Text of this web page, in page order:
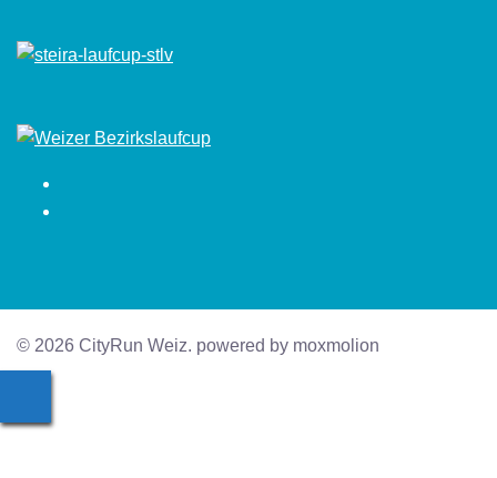
© 2026 CityRun Weiz. powered by moxmolion